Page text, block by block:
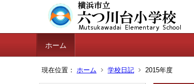
ホーム
現在位置： ホーム 学校日記 2015年度